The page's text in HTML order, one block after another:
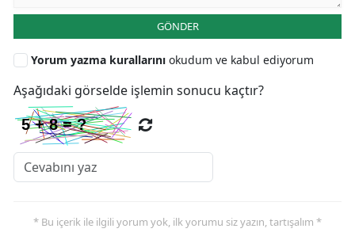
GÖNDER
Yorum yazma kurallarını okudum ve kabul ediyorum
Aşağıdaki görselde işlemin sonucu kaçtır?
* Bu içerik ile ilgili yorum yok, ilk yorumu siz yazın, tartışalım *